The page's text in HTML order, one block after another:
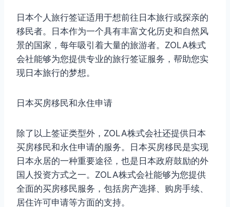
日本个人旅行签证适用于想前往日本旅行或探亲的
移民者。日本作为一个具有丰富文化历史和自然风
景的国家，每年吸引着大量的旅游者。ZOLA株式
会社能够为您提供专业的旅行签证服务，帮助您实
现日本旅行的梦想。
日本买房移民和永住申请
除了以上签证类型外，ZOLA株式会社还提供日本
买房移民和永住申请的服务。日本买房移民是实现
日本永居的一种重要途径，也是日本政府鼓励的外
国人投资方式之一。ZOLA株式会社能够为您提供
全面的买房移民服务，包括房产选择、购房手续、
居住许可申请等方面的支持。